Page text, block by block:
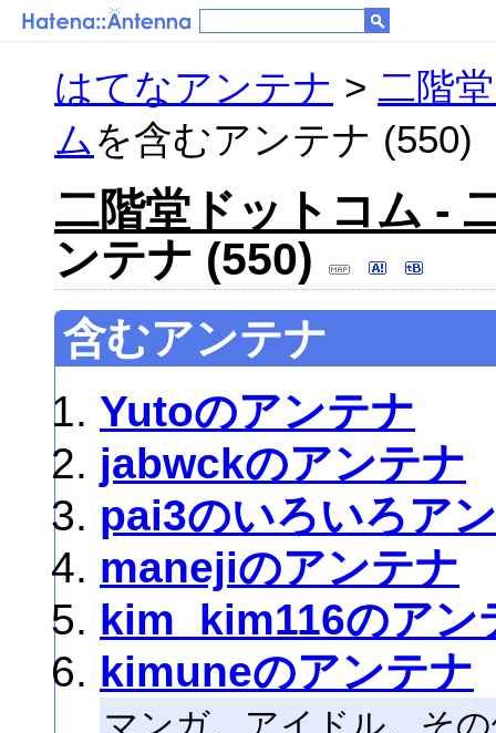
はてなアンテナ > 二階
ム を含むアンテナ (550)
二階堂ドットコム -
ンテナ (550)
含むアンテナ
Yutoのアンテナ
jabwckのアンテナ
pai3のいろいろア
manejiのアンテナ
kim_kim116のアン
kimuneのアンテナ
マンガ、アイドル、そ